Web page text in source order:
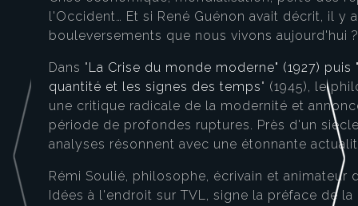
l'Occident… Et si René Guénon avait décrit, il y
bouleversements que nous vivons aujourd'hui ?
Dans " La Crise du monde moderne" (1927) puis
quantité et les signes des temps" (1945), le
une critique radicale de la modernité et
période de profondes ruptures. Près d'un
analyses résonnent avec une étonnante
Rémi Soulié, philosophe, écrivain et animateur
Idées à l'endroit sur TVL, signe la préface de